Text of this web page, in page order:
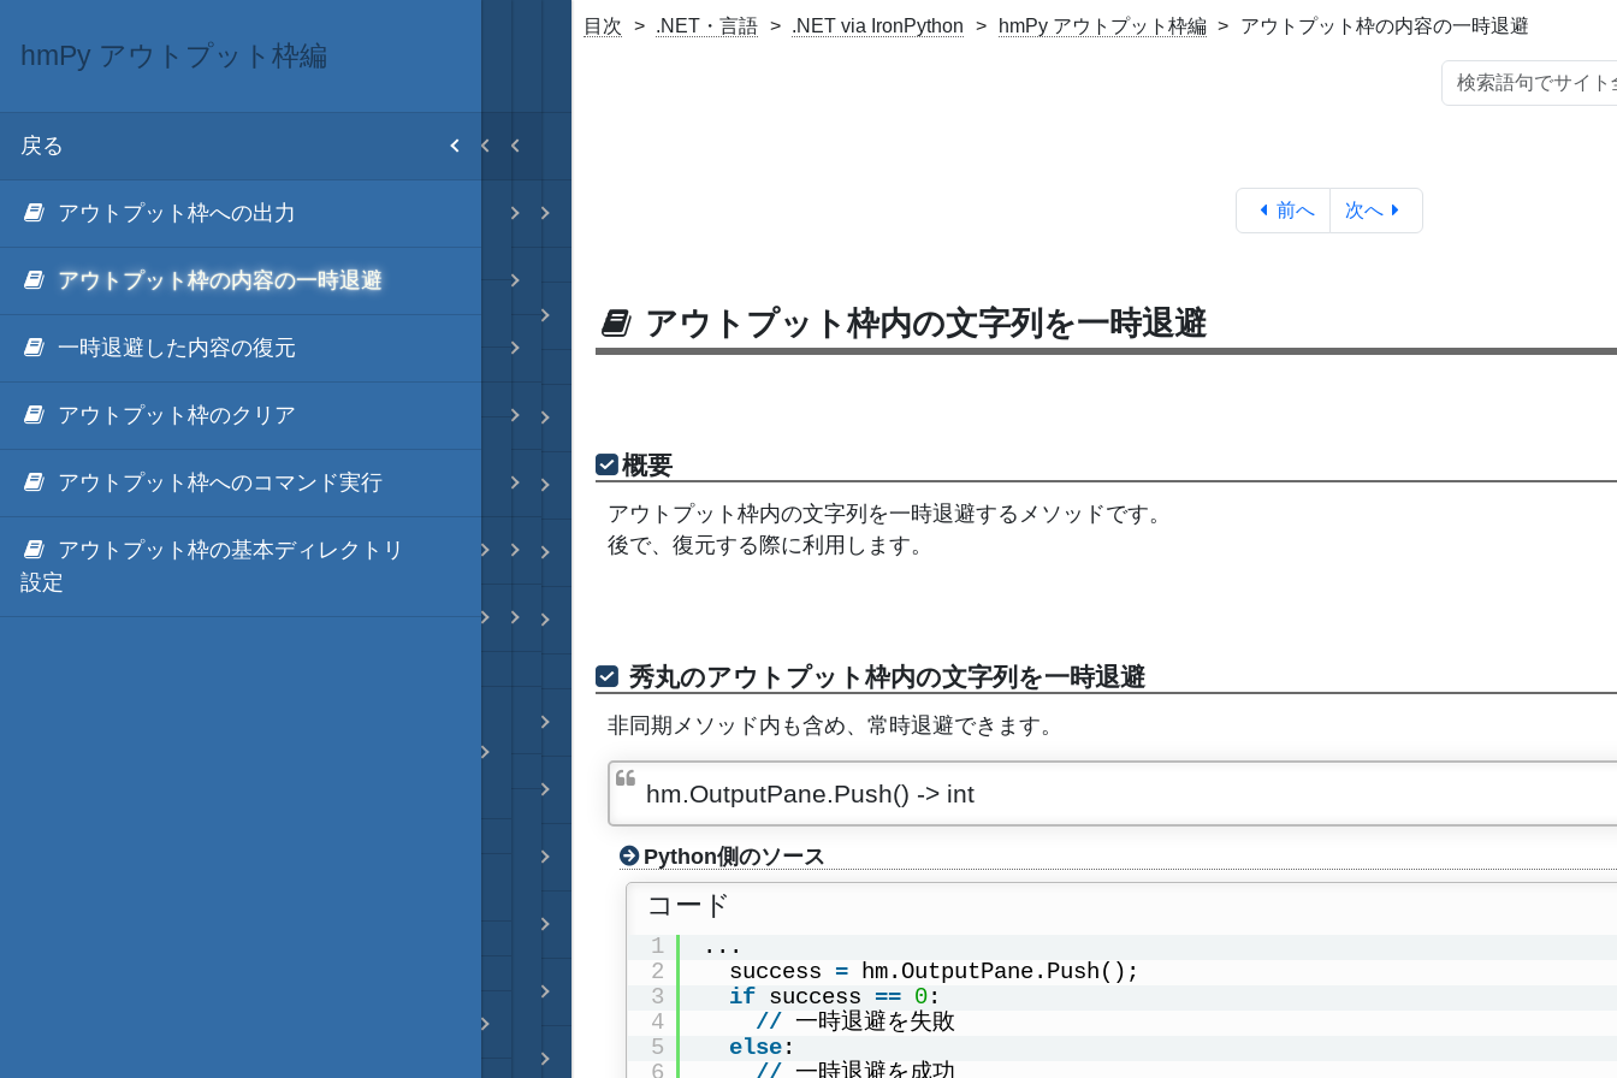
目次
テキスト AI
.NET・言語
.NET・言語
.NET via C#
.NET via C# as COM
.NET via V8 ES6
.NET & ActiveX via JavaScript
.NET via PowerShell
.NET via IronPython
.NET via IronPython
戻る
hmPy
定(秀丸アルゴ)
hmPy アウトプット枠編
hmPy アウトプット枠編
戻る
アウトプット枠への出力
アウトプット枠の内容の一時退避
一時退避した内容の復元
アウトプット枠のクリア
アウトプット枠へのコマンド実行
アウトプット枠の基本ディレクトリ
設定
軽量・言語
Java・言語
目次 .NET・言語 .NET via IronPython hmPy アウトプット枠編 アウトプット枠の内容の一時退避
前へ 次へ
アウトプット枠内の文字列を一時退避
概要
アウトプット枠内の文字列を一時退避するメソッドです。
後で、復元する際に利用します。
秀丸のアウトプット枠内の文字列を一時退避
非同期メソッド内も含め、常時退避できます。
hm.OutputPane.Push() -> int
Python側のソース
コード
1
2
3
4
5
...
success = hm.OutputPane.Push();
if success == 0:
// 一時退避を失敗
else: